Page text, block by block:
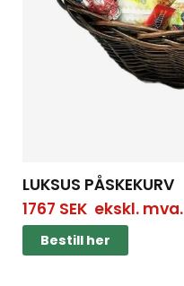
LUKSUS PÅSKEKURV
1767 SEKekskl. mva.
Bestill her